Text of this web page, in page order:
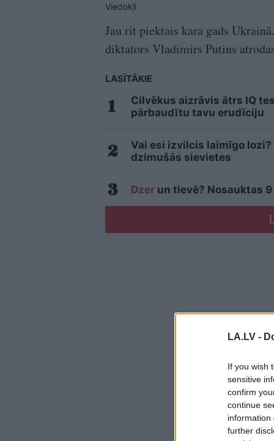
LA.LV -
If you wish
sensitive
confirm
continue
information
further
Viedokļi
Jau rit piektais kara gads
diktators Vladimirs Putins
LASĪTĀKIE
Cilvēkus aizrāvis ātrs IQ
pārbaudītu tavu erudīciju
Vai esi izvilcis laimīgo
dzimušās sievietes
Dzer un tievē? Nosauktas